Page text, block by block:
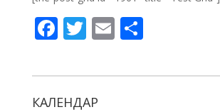
F
e
b
T
itt
er
E
ai
S
ar
КАЛЕНДАР